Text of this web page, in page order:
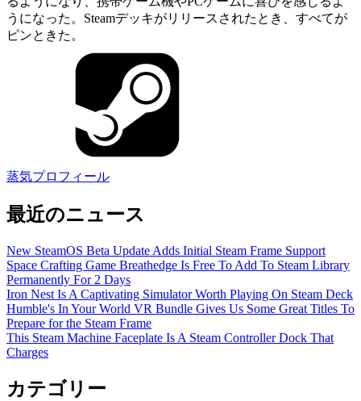
うになった。Steamデッキがリリースされたとき、すべてが
ピンときた。
蒸気プロフィール
最近のニュース
New SteamOS Beta Update Adds Initial Steam Frame Support
Space Crafting Game Breathedge Is Free To Add To Steam Library
Permanently For 2 Days
Iron Nest Is A Captivating Simulator Worth Playing On Steam Deck
Humble's In Your World VR Bundle Gives Us Some Great Titles To
Prepare for the Steam Frame
This Steam Machine Faceplate Is A Steam Controller Dock That
Charges
カテゴリー